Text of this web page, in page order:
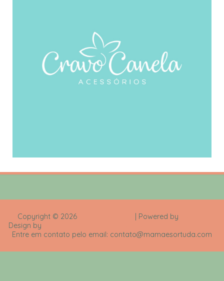
Copyright © 2026 | Powered by
Design by
Entre em contato pelo email: contato@mamaesortuda.com